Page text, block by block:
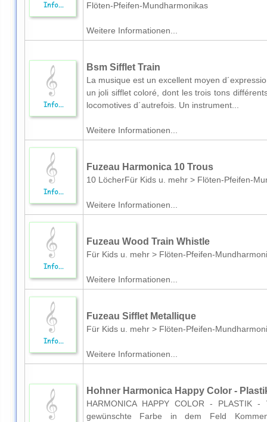
Flöten-Pfeifen-Mundharmonikas
Weitere Informationen...
Bsm Sifflet Train
La musique est un excellent moyen
un joli sifflet coloré, dont les trois tons
locomotives d´autrefois. Un instrument...
Weitere Informationen...
Fuzeau Harmonica 10 Trous
10 LöcherFür Kids u. mehr > Flöten-Pfeifen-
Weitere Informationen...
Fuzeau Wood Train Whistle
Für Kids u. mehr > Flöten-Pfeifen-
Weitere Informationen...
Fuzeau Sifflet Metallique
Für Kids u. mehr > Flöten-Pfeifen-
Weitere Informationen...
Hohner Harmonica Happy Color -
HARMONICA HAPPY COLOR - PLASTIK
gewünschte Farbe in dem Feld